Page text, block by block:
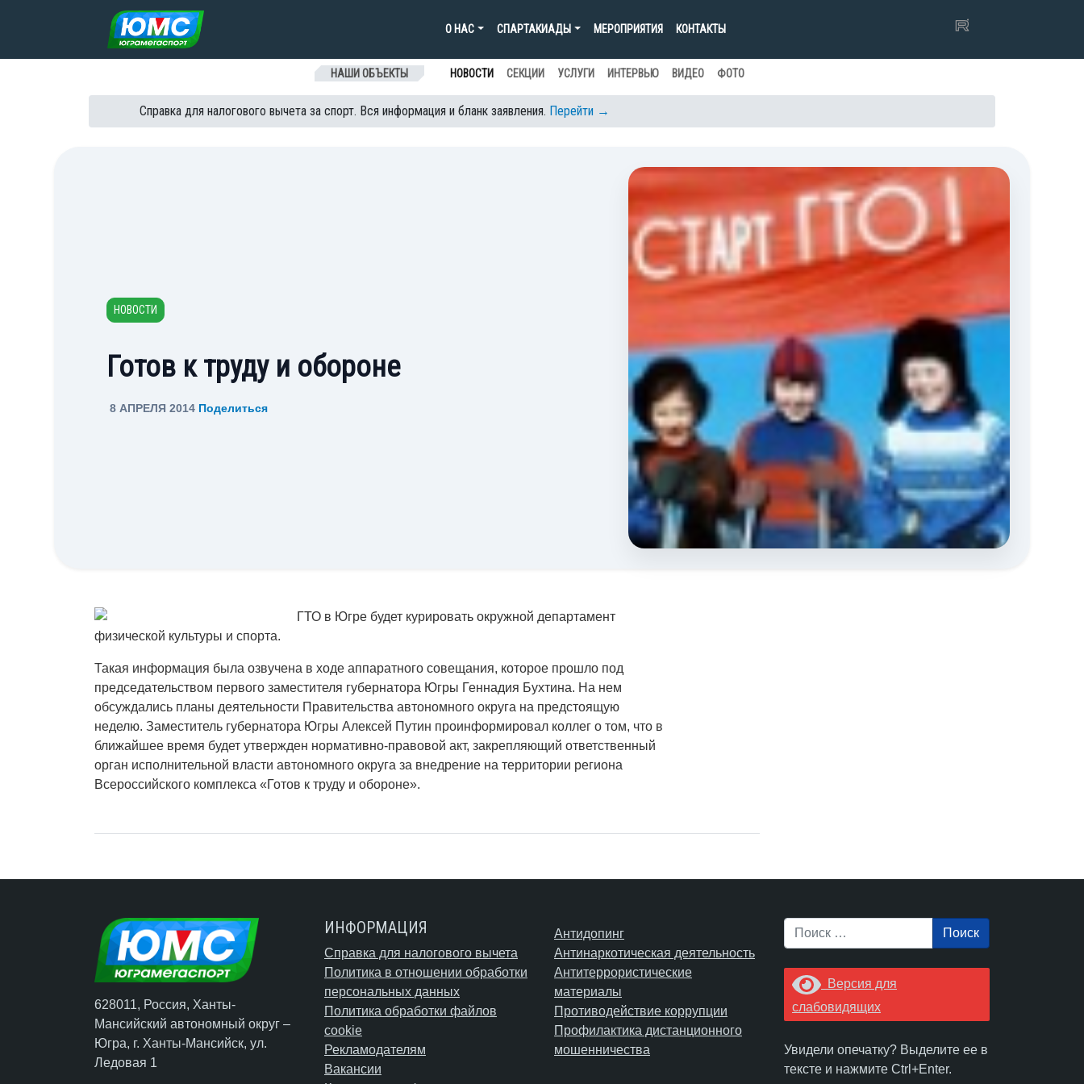
Перейти к содержанию
О НАС СПАРТАКИАДЫ МЕРОПРИЯТИЯ КОНТАКТЫ
НАШИ ОБЪЕКТЫ НОВОСТИ СЕКЦИИ УСЛУГИ ИНТЕРВЬЮ ВИДЕО ФОТО
Справка для налогового вычета за спорт. Вся информация и бланк заявления. Перейти →
НОВОСТИ
Готов к труду и обороне
8 АПРЕЛЯ 2014 Поделиться
ГТО в Югре будет курировать окружной департамент
физической культуры и спорта.
Такая информация была озвучена в ходе аппаратного совещания, которое прошло под
председательством первого заместителя губернатора Югры Геннадия Бухтина. На нем
обсуждались планы деятельности Правительства автономного округа на предстоящую
неделю. Заместитель губернатора Югры Алексей Путин проинформировал коллег о том, что в
ближайшее время будет утвержден нормативно-правовой акт, закрепляющий ответственный
орган исполнительной власти автономного округа за внедрение на территории региона
Всероссийского комплекса «Готов к труду и обороне».
628011, Россия, Ханты-
Мансийский автономный округ –
Югра, г. Ханты-Мансийск, ул.
Ледовая 1
ИНФОРМАЦИЯ
Справка для налогового вычета
Политика в отношении обработки
персональных данных
Политика обработки файлов
cookie
Рекламодателям
Вакансии
Антидопинг
Антинаркотическая деятельность
Антитеррористические
материалы
Противодействие коррупции
Профилактика дистанционного
мошенничества
Поиск
Версия для
слабовидящих
Увидели опечатку? Выделите ее в
тексте и нажмите Ctrl+Enter.